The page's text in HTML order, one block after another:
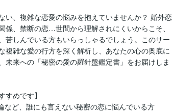
い、複雑な恋愛の悩みを抱えていませんか？ 婚外恋
係、禁断の恋…世間から理解されにくいからこそ、
苦しんでいる方もいらっしゃるでしょう。このサー
複雑な愛の行方を深く解析し、あなたの心の奥底に
未来への「秘密の愛の羅針盤鑑定書」をお届けしま
すめです】
など、誰にも言えない秘密の恋に悩んでいる方